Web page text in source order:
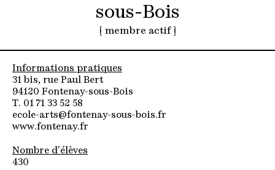
sous-Bois
[ membre actif ]
Informations pratiques
31 bis, rue Paul Bert
94120 Fontenay-sous-Bois
T. 01 71 33 52 58
ecole-arts@fontenay-sous-bois.fr
www.fontenay.fr
Nombre d'élèves
430